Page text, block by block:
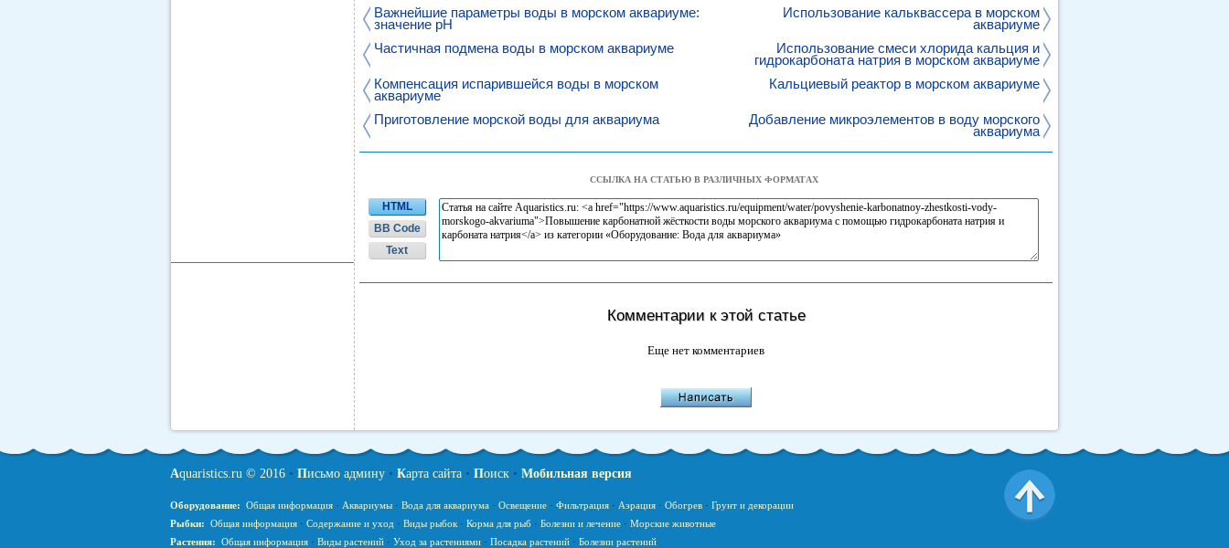
Важнейшие параметры воды в морском аквариуме:
значение pH
Частичная подмена воды в морском аквариуме
Компенсация испарившейся воды в морском
аквариуме
Приготовление морской воды для аквариума
Использование кальквассера в морском
аквариуме
Использование смеси хлорида кальция и
гидрокарбоната натрия в морском аквариуме
Кальциевый реактор в морском аквариуме
Добавление микроэлементов в воду морского
аквариума
ССЫЛКА НА СТАТЬЮ В РАЗЛИЧНЫХ ФОРМАТАХ
HTML
BB Code
Text
Комментарии к этой статье
Еще нет комментариев
Aquaristics.ru © 2016• Письмо админу• Карта сайта• Поиск• Мобильная версия
Оборудование: Общая информация· Аквариумы· Вода для аквариума· Освещение· Фильтрация· Аэрация· Обогрев· Грунт и декорации
Рыбки: Общая информация· Содержание и уход · Виды рыбок· Корма для рыб· Болезни и лечение· Морские животные
Растения: Общая информация· Виды растений· Уход за растениями· Посадка растений· Болезни растений